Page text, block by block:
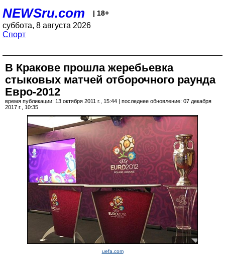
NEWSru.com | 18+
суббота, 8 августа 2026
Спорт
В Кракове прошла жеребьевка
стыковых матчей отборочного раунда
Евро-2012
время публикации: 13 октября 2011 г., 15:44 | последнее обновление: 07 декабря
2017 г., 10:35
uefa.com